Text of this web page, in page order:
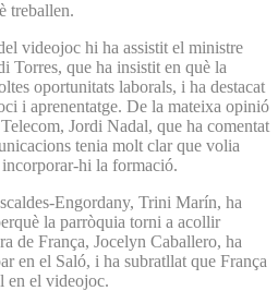
treballen.
videojoc hi ha assistit el ministre
Torres, que ha insistit en què la
oportunitats laborals, i ha destacat
i aprenentatge. De la mateixa opinió
Jordi Nadal, que ha comentat
tenia molt clar que volia
hi la formació.
Engordany, Trini Marín, ha
la parròquia torni a acollir
de França, Jocelyn Caballero, ha
en el Saló, i ha subratllat que França
en el videojoc.